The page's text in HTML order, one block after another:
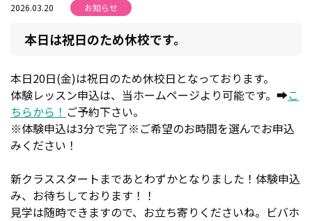
2026.03.20 お知らせ
本日は祝日のため休校です。
本日20日(金)は祝日のため休校日となっております。
体験レッスン申込は、当ホームページより可能です。➡こ
ちらから！ ご予約下さい。
※体験申込は3分で完了※ご希望のお時間を選んでお申込
みください！
新クラススタートまであとわずかとなりました！体験申込
み、お待ちしております！！
見学は随時できますので、お立ち寄りくださいね。ビバホ